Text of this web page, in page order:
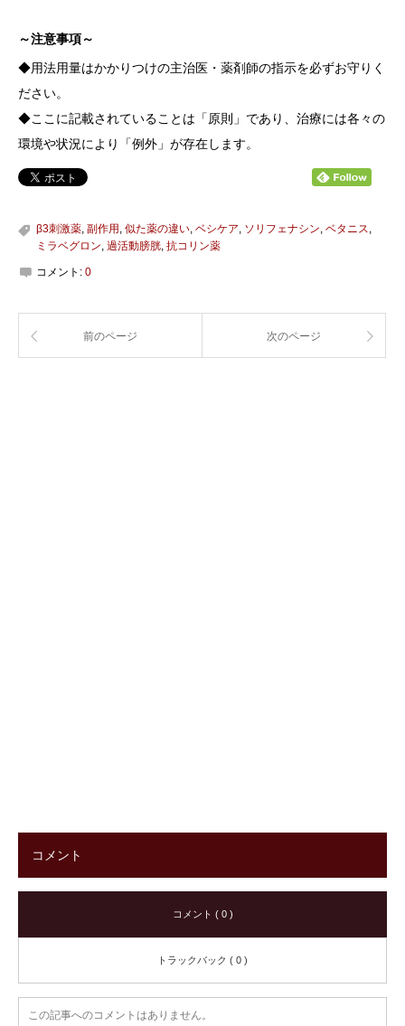
～注意事項～
◆用法用量はかかりつけの主治医・薬剤師の指示を必ずお守りく
ださい。
◆ここに記載されていることは「原則」であり、治療には各々の
環境や状況により「例外」が存在します。
β3刺激薬, 副作用 , 似た薬の違い, ベシケア, ソリフェナシン, ベタニス,
ミラベグロン, 過活動膀胱, 抗コリン薬
コメント: 0
前のページ 次のページ
コメント
コメント ( 0 )
トラックバック ( 0 )
この記事へのコメントはありません。